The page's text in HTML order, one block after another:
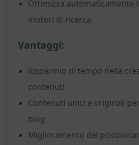
Ottimizza automaticamente
motori di ricerca
Vantaggi:
Risparmio di tempo nella
contenuti
Contenuti unici e originali
blog
Miglioramento del